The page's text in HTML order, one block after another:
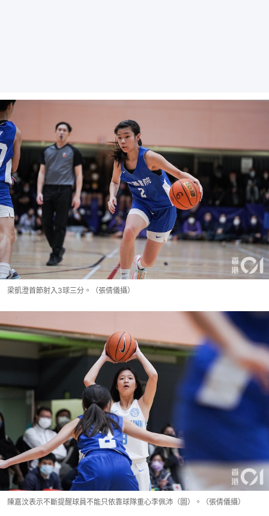
梁凱澄首節射入3球三分。（張倩儀攝）
陳嘉汶表示不斷提醒球員不能只依靠球隊重心李佩沛（圖）。（張倩儀攝）